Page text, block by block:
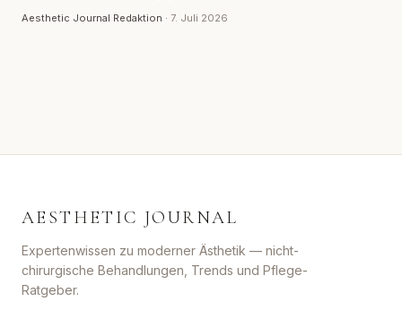
Aesthetic Journal Redaktion · 7. Juli 2026
AESTHETIC JOURNAL
Expertenwissen zu moderner Ästhetik — nicht-
chirurgische Behandlungen, Trends und Pflege-
Ratgeber.